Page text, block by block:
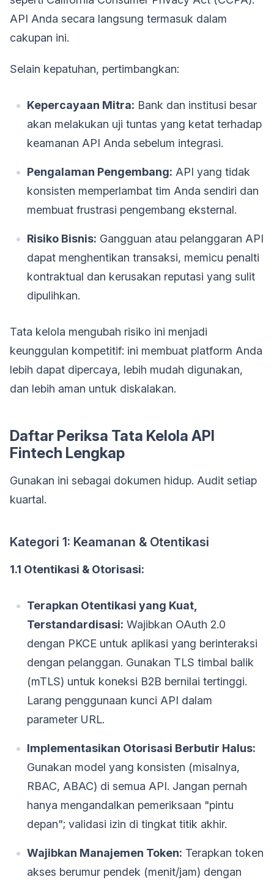
API Anda secara langsung termasuk dalam
cakupan ini.
Selain kepatuhan, pertimbangkan:
Kepercayaan Mitra: Bank dan institusi besar
akan melakukan uji tuntas yang ketat terhadap
keamanan API Anda sebelum integrasi.
Pengalaman Pengembang: API yang tidak
konsisten memperlambat tim Anda sendiri dan
membuat frustrasi pengembang eksternal.
Risiko Bisnis: Gangguan atau pelanggaran API
dapat menghentikan transaksi, memicu penalti
kontraktual dan kerusakan reputasi yang sulit
dipulihkan.
Tata kelola mengubah risiko ini menjadi
keunggulan kompetitif: ini membuat platform Anda
lebih dapat dipercaya, lebih mudah digunakan,
dan lebih aman untuk diskalakan.
Daftar Periksa Tata Kelola API
Fintech Lengkap
Gunakan ini sebagai dokumen hidup. Audit setiap
kuartal.
Kategori 1: Keamanan & Otentikasi
1.1 Otentikasi & Otorisasi:
Terapkan Otentikasi yang Kuat,
Terstandardisasi: Wajibkan OAuth 2.0
dengan PKCE untuk aplikasi yang berinteraksi
dengan pelanggan. Gunakan TLS timbal balik
(mTLS) untuk koneksi B2B bernilai tertinggi.
Larang penggunaan kunci API dalam
parameter URL.
Implementasikan Otorisasi Berbutir Halus:
Gunakan model yang konsisten (misalnya,
RBAC, ABAC) di semua API. Jangan pernah
hanya mengandalkan pemeriksaan "pintu
depan"; validasi izin di tingkat titik akhir.
Wajibkan Manajemen Token: Terapkan token
akses berumur pendek (menit/jam) dengan